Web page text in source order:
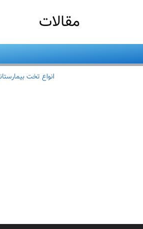
مقالات
انواع تخت